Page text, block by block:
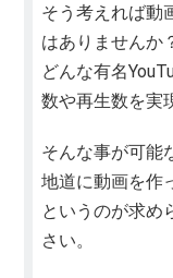
そう考えれば動
はありませんか
どんな有名
数や再生数を実
そんな事が可能
地道に動画を作
というのが求め
さい。